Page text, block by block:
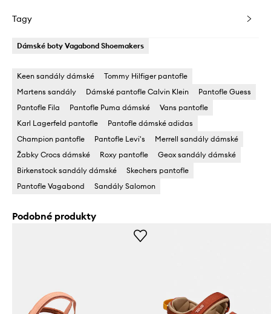
Tagy
Dámské boty Vagabond Shoemakers
Keen sandály dámské
Tommy Hilfiger pantofle
Martens sandály
Dámské pantofle Calvin Klein
Pantofle Guess
Pantofle Fila
Pantofle Puma dámské
Vans pantofle
Karl Lagerfeld pantofle
Pantofle dámské adidas
Champion pantofle
Pantofle Levi's
Merrell sandály dámské
Žabky Crocs dámské
Roxy pantofle
Geox sandály dámské
Birkenstock sandály dámské
Skechers pantofle
Pantofle Vagabond
Sandály Salomon
Podobné produkty